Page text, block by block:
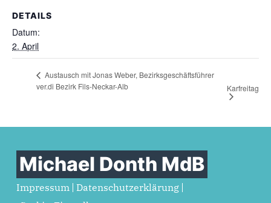
DETAILS
Datum:
2. April
Austausch mit Jonas Weber, Bezirksgeschäftsführer
ver.di Bezirk Fils-Neckar-Alb
Karfreitag
Michael Donth MdB
Impressum
Datenschutzerklärung